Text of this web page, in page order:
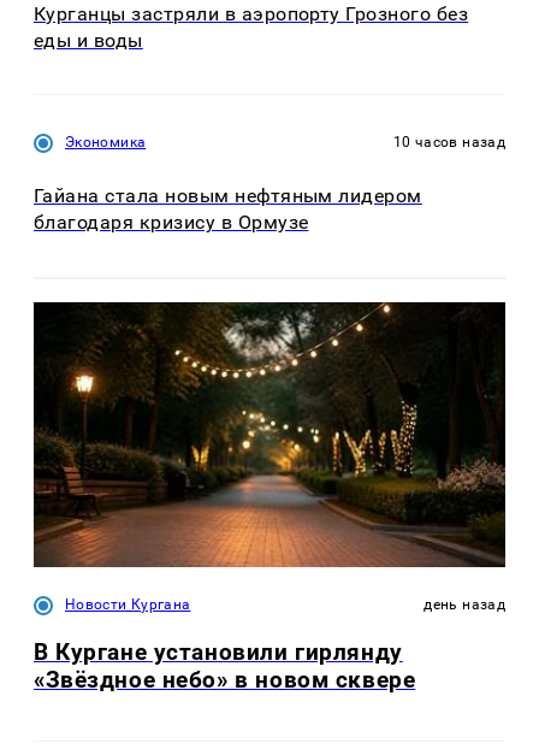
Курганцы застряли в аэропорту Грозного без
еды и воды
Экономика 10 часов назад
Гайана стала новым нефтяным лидером
благодаря кризису в Ормузе
Новости Кургана день назад
В Кургане установили гирлянду
«Звёздное небо» в новом сквере